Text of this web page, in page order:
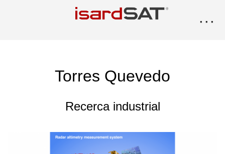
···
Torres Quevedo
Recerca industrial